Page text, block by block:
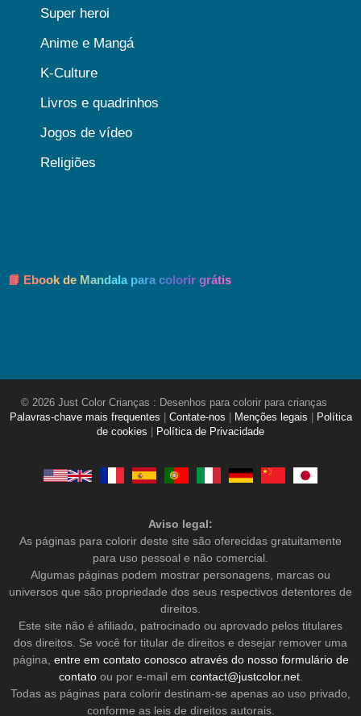
Super heroi
Anime e Mangá
K-Culture
Livros e quadrinhos
Jogos de vídeo
Religiões
📘 Ebook de Mandala para colorir grátis
© 2026 Just Color Crianças : Desenhos para colorir para crianças
Palavras-chave mais frequentes
Contate-nos Menções legais
Política
de cookies
Política de Privacidade
Aviso legal:
As páginas para colorir deste site são oferecidas gratuitamente
para uso pessoal e não comercial.
Algumas páginas podem mostrar personagens, marcas ou
universos que são propriedade dos seus respectivos detentores de
direitos.
Este site não é afiliado, patrocinado ou aprovado pelos titulares
dos direitos. Se você for titular de direitos e desejar remover uma
página, entre em contato conosco através do nosso formulário de
contatoou por e-mail em contact@justcolor.net.
Todas as páginas para colorir destinam-se apenas ao uso privado,
conforme as leis de direitos autorais.